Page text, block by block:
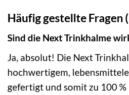
Häufig gestellte Fragen
Sind die Next Trinkhalme
Ja, absolut! Die Next
hochwertigem,
gefertigt und somit zu 100 %